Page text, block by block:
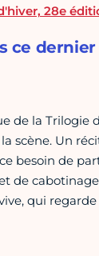
28e
ce
de la Trilogie
scène. Un
besoin de
de
qui